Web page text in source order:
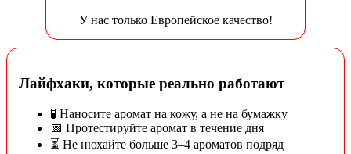
У нас только Европейское качество!
Лайфхаки, которые реально работают
🧪 Наносите аромат на кожу, а не на бумажку
📅 Протестируйте аромат в течение дня
⏳ Не нюхайте больше 3–4 ароматов подряд